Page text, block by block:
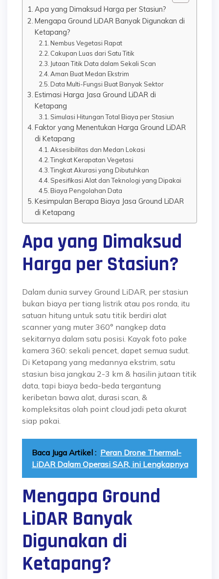
Apa yang Dimaksud Harga per Stasiun?
Mengapa Ground LiDAR Banyak Digunakan di
Ketapang?
Nembus Vegetasi Rapat
Cakupan Luas dari Satu Titik
Jutaan Titik Data dalam Sekali Scan
Aman Buat Medan Ekstrim
Data Multi-Fungsi Buat Banyak Sektor
Estimasi Harga Jasa Ground LiDAR di
Ketapang
Simulasi Hitungan Total Biaya per Stasiun
Faktor yang Menentukan Harga Ground LiDAR
di Ketapang
Aksesibilitas dan Medan Lokasi
Tingkat Kerapatan Vegetasi
Tingkat Akurasi yang Dibutuhkan
Spesifikasi Alat dan Teknologi yang Dipakai
Biaya Pengolahan Data
Kesimpulan Berapa Biaya Jasa Ground LiDAR
di Ketapang
Apa yang Dimaksud
Harga per Stasiun?
Dalam dunia survey Ground LiDAR, per stasiun
bukan biaya per tiang listrik atau pos ronda, itu
satuan hitung untuk satu titik berdiri alat
scanner yang muter 360° nangkep data
sekitarnya dalam satu posisi. Kayak foto pake
kamera 360: sekali pencet, dapet semua sudut.
Di Ketapang yang medannya ekstrim, satu
stasiun bisa jangkau 2-3 km & hasilin jutaan titik
data, tapi biaya beda-beda tergantung
keribetan bawa alat, durasi scan, &
kompleksitas olah point cloud jadi peta akurat
siap pakai.
Baca Juga Artikel : Peran Drone Thermal-
LiDAR Dalam Operasi SAR, ini Lengkapnya
Mengapa Ground
LiDAR Banyak
Digunakan di
Ketapang?